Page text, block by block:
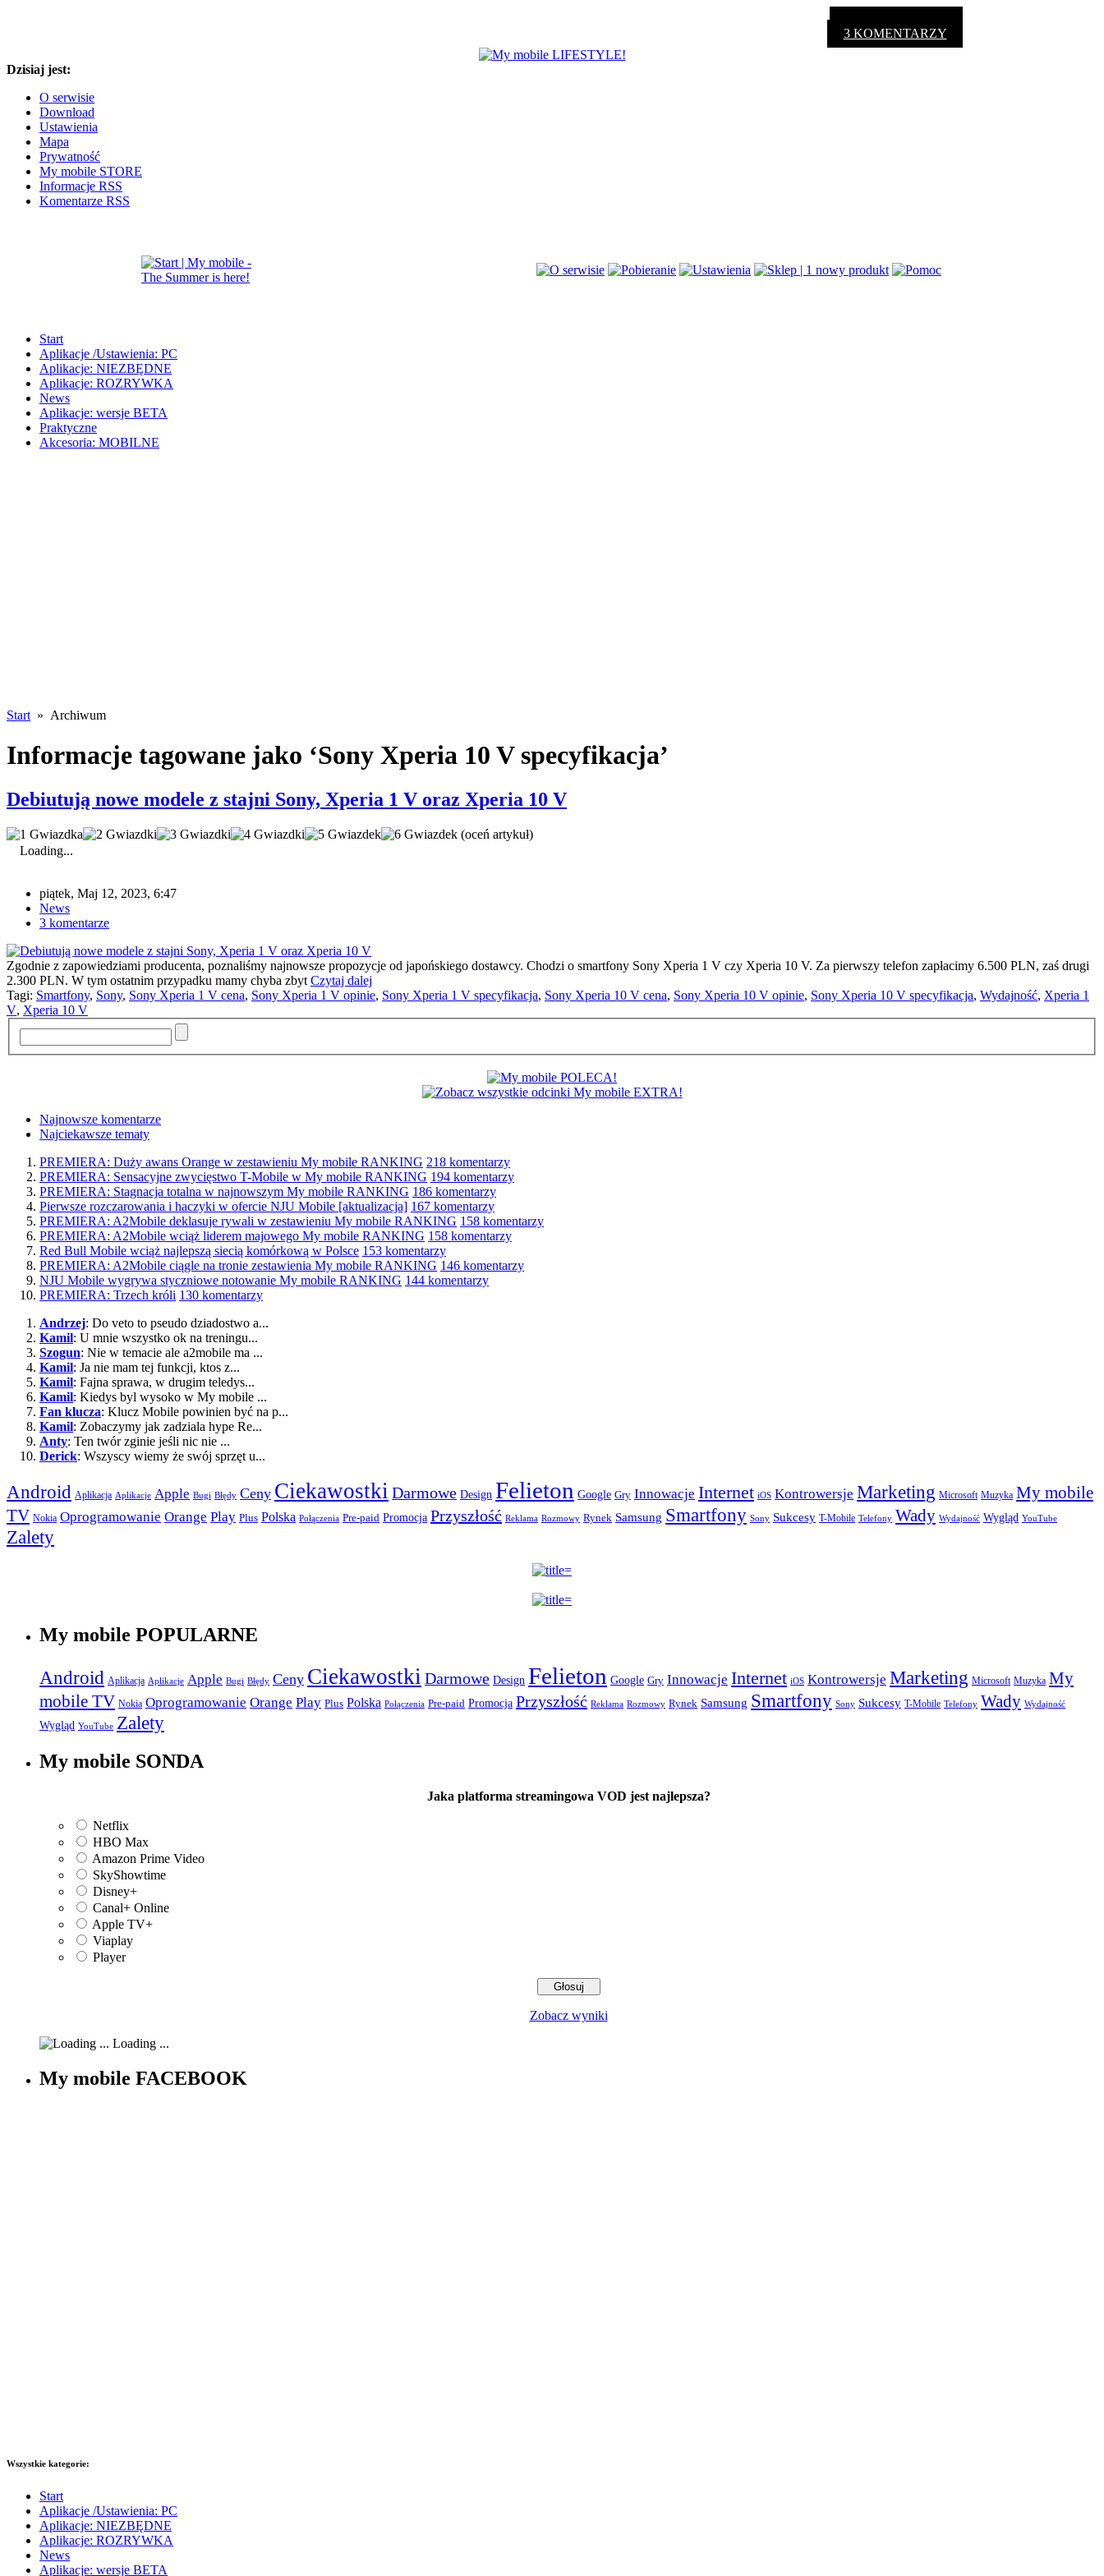
3 KOMENTARZY
Dzisiaj jest:
O serwisie
Download
Ustawienia
Mapa
Prywatność
My mobile STORE
Informacje RSS
Komentarze RSS
Start
Aplikacje /Ustawienia: PC
Aplikacje: NIEZBĘDNE
Aplikacje: ROZRYWKA
News
Aplikacje: wersje BETA
Praktyczne
Akcesoria: MOBILNE
Start » Archiwum
Informacje tagowane jako ‘Sony Xperia 10 V specyfikacja’
Debiutują nowe modele z stajni Sony, Xperia 1 V oraz Xperia 10 V
(oceń artykuł)
Loading...
piątek, Maj 12, 2023, 6:47
News
3 komentarze
Zgodnie z zapowiedziami producenta, poznaliśmy najnowsze propozycje od japońskiego dostawcy. Chodzi o smartfony Sony Xperia 1 V czy Xperia 10 V. Za pierwszy telefon zapłacimy 6.500 PLN, zaś drugi
2.300 PLN. W tym ostatnim przypadku mamy chyba zbyt Czytaj dalej
Tagi: Smartfony, Sony, Sony Xperia 1 V cena, Sony Xperia 1 V opinie, Sony Xperia 1 V specyfikacja, Sony Xperia 10 V cena, Sony Xperia 10 V opinie, Sony Xperia 10 V specyfikacja, Wydajność, Xperia 1
V, Xperia 10 V
Najnowsze komentarze
Najciekawsze tematy
PREMIERA: Duży awans Orange w zestawieniu My mobile RANKING 218 komentarzy
PREMIERA: Sensacyjne zwycięstwo T-Mobile w My mobile RANKING 194 komentarzy
PREMIERA: Stagnacja totalna w najnowszym My mobile RANKING 186 komentarzy
Pierwsze rozczarowania i haczyki w ofercie NJU Mobile [aktualizacja] 167 komentarzy
PREMIERA: A2Mobile deklasuje rywali w zestawieniu My mobile RANKING 158 komentarzy
PREMIERA: A2Mobile wciąż liderem majowego My mobile RANKING 158 komentarzy
Red Bull Mobile wciąż najlepszą siecią komórkową w Polsce 153 komentarzy
PREMIERA: A2Mobile ciągle na tronie zestawienia My mobile RANKING 146 komentarzy
NJU Mobile wygrywa styczniowe notowanie My mobile RANKING 144 komentarzy
PREMIERA: Trzech króli 130 komentarzy
Andrzej: Do veto to pseudo dziadostwo a...
Kamil: U mnie wszystko ok na treningu...
Szogun: Nie w temacie ale a2mobile ma ...
Kamil: Ja nie mam tej funkcji, ktos z...
Kamil: Fajna sprawa, w drugim teledys...
Kamil: Kiedys byl wysoko w My mobile ...
Fan klucza: Klucz Mobile powinien być na p...
Kamil: Zobaczymy jak zadziala hype Re...
Anty: Ten twór zginie jeśli nic nie ...
Derick: Wszyscy wiemy że swój sprzęt u...
Android Aplikacja Aplikacje Apple Bugi Błędy Ceny Ciekawostki Darmowe Design Felieton Google Gry Innowacje Internet iOS Kontrowersje Marketing Microsoft Muzyka My mobile
TV Nokia Oprogramowanie Orange Play Plus Polska Połączenia Pre-paid Promocja Przyszłość Reklama Rozmowy Rynek Samsung Smartfony Sony Sukcesy T-Mobile Telefony Wady Wydajność Wygląd YouTube
Zalety
My mobile POPULARNE
Android Aplikacja Aplikacje Apple Bugi Błędy Ceny Ciekawostki Darmowe Design Felieton Google Gry Innowacje Internet iOS Kontrowersje Marketing Microsoft Muzyka My
mobile TV Nokia Oprogramowanie Orange Play Plus Polska Połączenia Pre-paid Promocja Przyszłość Reklama Rozmowy Rynek Samsung Smartfony Sony Sukcesy T-Mobile Telefony Wady Wydajność
Wygląd YouTube Zalety
My mobile SONDA
Jaka platforma streamingowa VOD jest najlepsza?
Netflix
HBO Max
Amazon Prime Video
SkyShowtime
Disney+
Canal+ Online
Apple TV+
Viaplay
Player
Zobacz wyniki
Loading ...
My mobile FACEBOOK
Wszystkie kategorie:
Start
Aplikacje /Ustawienia: PC
Aplikacje: NIEZBĘDNE
Aplikacje: ROZRYWKA
News
Aplikacje: wersje BETA